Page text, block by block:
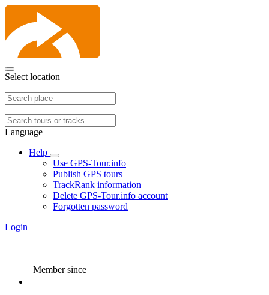
Select location
Language
Help
Use GPS-Tour.info
Publish GPS tours
TrackRank information
Delete GPS-Tour.info account
Forgotten password
Login
Member since